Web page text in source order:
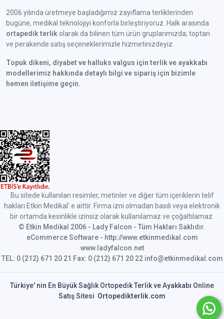
2006 yılında üretmeye başladığımız zayıflama terliklerinden
bugüne, medikal teknolojiyi konforla birleştiriyoruz. Halk arasında
ortapedik terlik olarak da bilinen tüm ürün gruplarımızda; toptan
ve perakende satış seçeneklerimizle hizmetinizdeyiz.
Topuk dikeni, diyabet ve halluks valgus için terlik ve ayakkabı
modellerimiz hakkında detaylı bilgi ve sipariş için bizimle
hemen iletişime geçin.
Bu sitede kullanılan resimler, metinler ve diğer tüm içeriklerin telif
hakları Etkin Medikal' e aittir. Firma izni olmadan basılı veya elektronik
bir ortamda kesinlikle izinsiz olarak kullanılamaz ve çoğaltılamaz.
© Etkin Medikal 2006 - Lady Falcon - Tüm Hakları Saklıdır.
eCommerce Software - http://www.etkinmedikal.com
www.ladyfalcon.net
TEL: 0 (212) 671 20 21 Fax: 0 (212) 671 20 22 info@etkinmedikal.com
Türkiye' nin En Büyük Sağlık Ortopedik Terlik ve Ayakkabı Online
Satış Sitesi Ortopedikterlik.com